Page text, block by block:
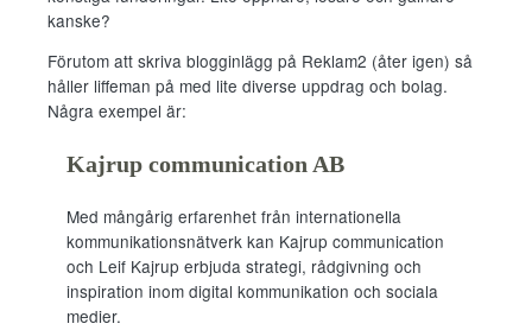
kanske?
Förutom att skriva blogginlägg på Reklam2 (åter igen) så
håller liffeman på med lite diverse uppdrag och bolag.
Några exempel är:
Kajrup communication AB
Med mångårig erfarenhet från internationella
kommunikationsnätverk kan Kajrup communication
och Leif Kajrup erbjuda strategi, rådgivning och
inspiration inom digital kommunikation och sociala
medier.